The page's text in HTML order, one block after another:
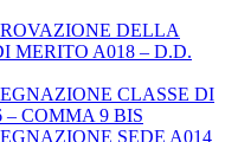
DELLA
MERITO A018 – D.D.
CLASSE DI
– COMMA 9 BIS
SEDE A014